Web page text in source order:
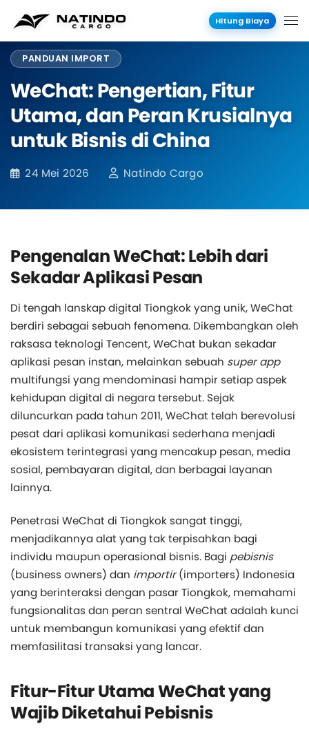
Hitung Biaya
PANDUAN IMPORT
WeChat: Pengertian, Fitur
Utama, dan Peran Krusialnya
untuk Bisnis di China
24 Mei 2026 Natindo Cargo
Pengenalan WeChat: Lebih dari
Sekadar Aplikasi Pesan
Di tengah lanskap digital Tiongkok yang unik, WeChat
berdiri sebagai sebuah fenomena. Dikembangkan oleh
raksasa teknologi Tencent, WeChat bukan sekadar
aplikasi pesan instan, melainkan sebuah super app
multifungsi yang mendominasi hampir setiap aspek
kehidupan digital di negara tersebut. Sejak
diluncurkan pada tahun 2011, WeChat telah berevolusi
pesat dari aplikasi komunikasi sederhana menjadi
ekosistem terintegrasi yang mencakup pesan, media
sosial, pembayaran digital, dan berbagai layanan
lainnya.
Penetrasi WeChat di Tiongkok sangat tinggi,
menjadikannya alat yang tak terpisahkan bagi
individu maupun operasional bisnis. Bagi pebisnis
(business owners) dan importir(importers) Indonesia
yang berinteraksi dengan pasar Tiongkok, memahami
fungsionalitas dan peran sentral WeChat adalah kunci
untuk membangun komunikasi yang efektif dan
memfasilitasi transaksi yang lancar.
Fitur-Fitur Utama WeChat yang
Wajib Diketahui Pebisnis